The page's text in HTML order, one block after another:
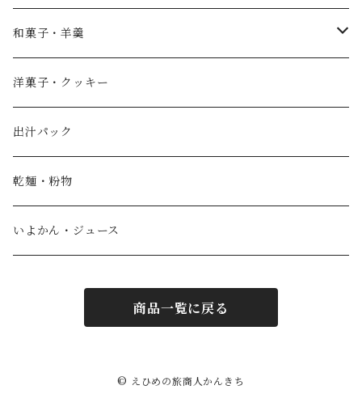
薄墨羊羹
やすまるだし
宮野製粉製麺所
IoLy
和泉農園
和菓子・羊羹
こざくら
どら焼き
ウスズミキューブ
薄墨羊羹小棹
水ようかん [夏季限定]
洋菓子・クッキー
出汁パック
乾麺・粉物
いよかん・ジュース
商品一覧に戻る
© えひめの旅商人かんきち